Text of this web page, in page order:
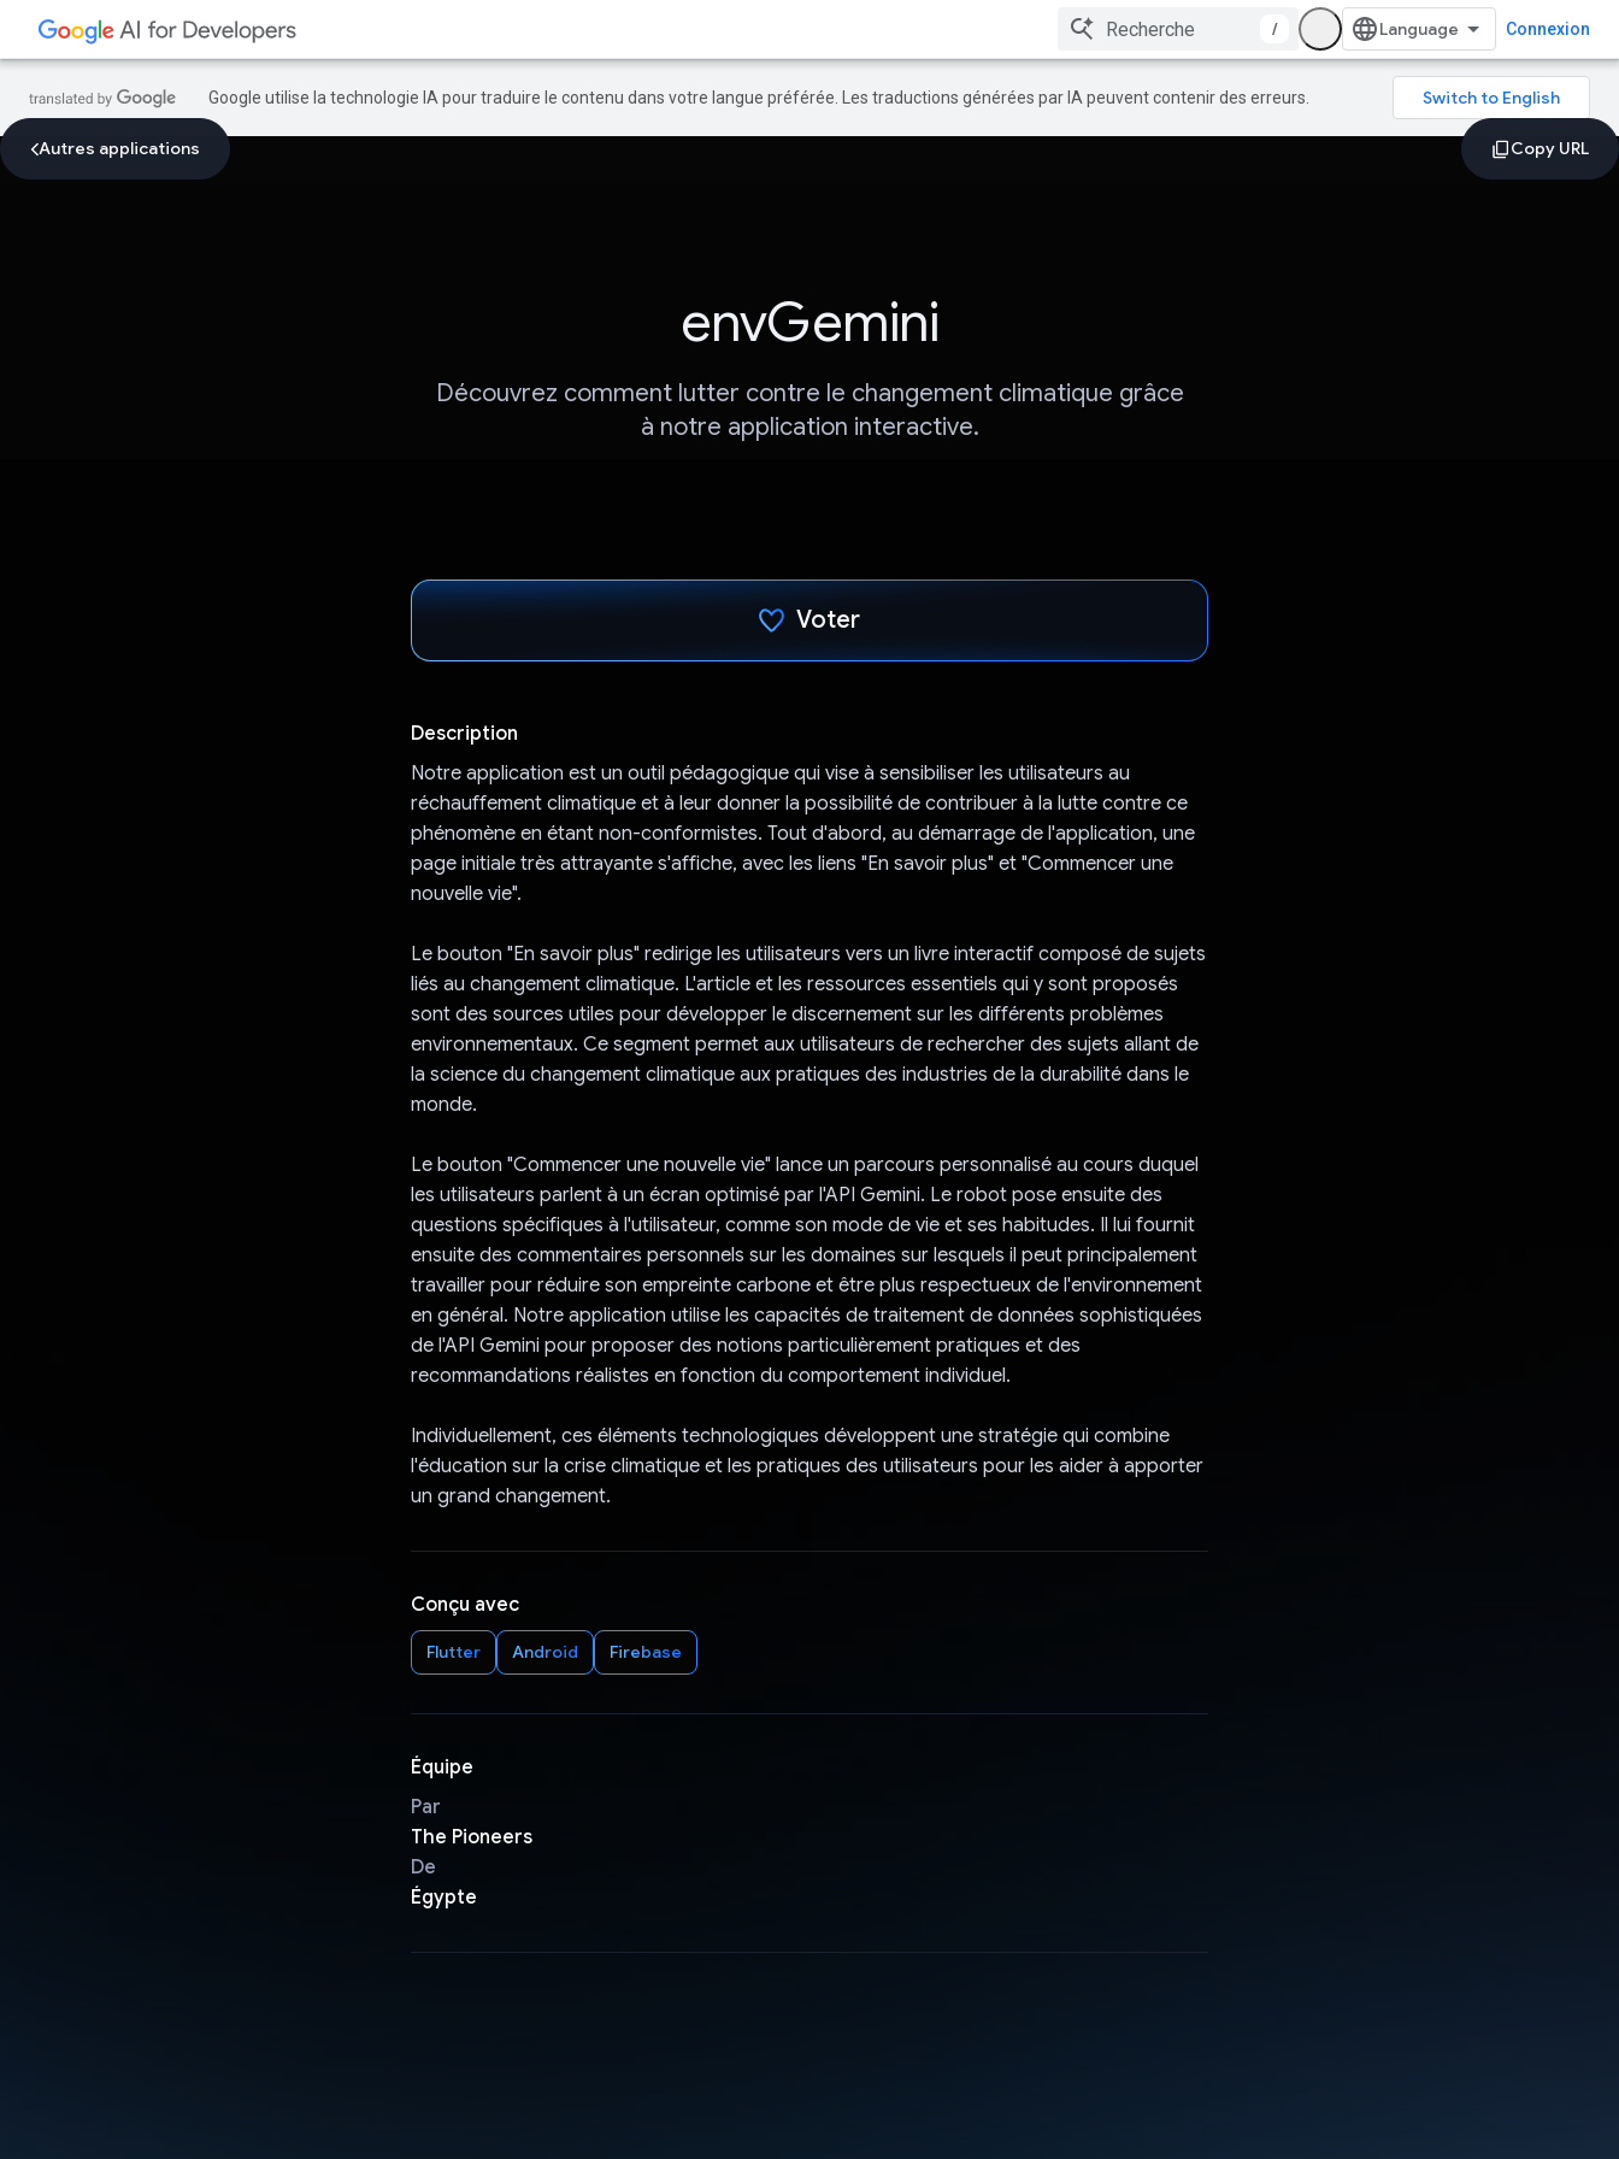
/ Connexion
Google utilise la technologie IA pour traduire le contenu dans votre langue préférée. Les traductions générées par IA peuvent contenir des erreurs.
Autres applications
envGemini
Découvrez comment lutter contre le changement climatique grâce
à notre application interactive.
Voter
Description
Notre application est un outil pédagogique qui vise à sensibiliser les utilisateurs au
réchauffement climatique et à leur donner la possibilité de contribuer à la lutte contre ce
phénomène en étant non-conformistes. Tout d'abord, au démarrage de l'application, une
page initiale très attrayante s'affiche, avec les liens "En savoir plus" et "Commencer une
nouvelle vie".
Le bouton "En savoir plus" redirige les utilisateurs vers un livre interactif composé de sujets
liés au changement climatique. L'article et les ressources essentiels qui y sont proposés
sont des sources utiles pour développer le discernement sur les différents problèmes
environnementaux. Ce segment permet aux utilisateurs de rechercher des sujets allant de
la science du changement climatique aux pratiques des industries de la durabilité dans le
monde.
Le bouton "Commencer une nouvelle vie" lance un parcours personnalisé au cours duquel
les utilisateurs parlent à un écran optimisé par l'API Gemini. Le robot pose ensuite des
questions spécifiques à l'utilisateur, comme son mode de vie et ses habitudes. Il lui fournit
ensuite des commentaires personnels sur les domaines sur lesquels il peut principalement
travailler pour réduire son empreinte carbone et être plus respectueux de l'environnement
en général. Notre application utilise les capacités de traitement de données sophistiquées
de l'API Gemini pour proposer des notions particulièrement pratiques et des
recommandations réalistes en fonction du comportement individuel.
Individuellement, ces éléments technologiques développent une stratégie qui combine
l'éducation sur la crise climatique et les pratiques des utilisateurs pour les aider à apporter
un grand changement.
Conçu avec
Flutter Android Firebase
Équipe
Par
The Pioneers
De
Égypte